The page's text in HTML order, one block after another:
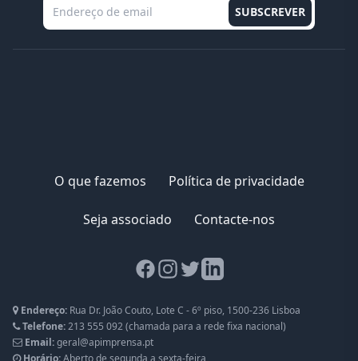
O que fazemos Política de privacidade
Seja associado Contacte-nos
Endereço: Rua Dr. João Couto, Lote C - 6º piso, 1500-236 Lisboa
Telefone:213 555 092(chamada para a rede fixa nacional)
Email:geral@apimprensa.pt
Horário:Aberto de segunda a sexta-feira,